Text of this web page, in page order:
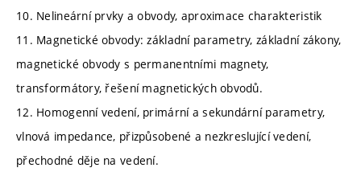
10. Nelineární prvky a obvody, aproximace charakteristik
11. Magnetické obvody: základní parametry, základní zákony,
magnetické obvody s permanentními magnety,
transformátory, řešení magnetických obvodů.
12. Homogenní vedení, primární a sekundární parametry,
vlnová impedance, přizpůsobené a nezkreslující vedení,
přechodné děje na vedení.